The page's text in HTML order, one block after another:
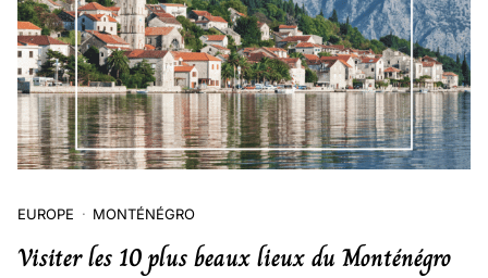
EUROPE MONTÉNÉGRO
Visiter les 10 plus beaux lieux du Monténégro